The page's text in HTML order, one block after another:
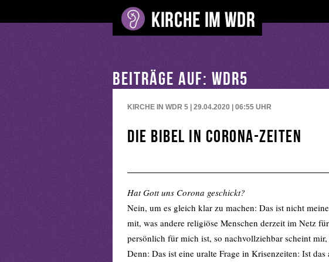
BEITRÄGE AUF: WDR5
KIRCHE IN WDR 5 | 29.04.2020 | 06:55 UHR
Die Bibel in Corona-Zeiten
Hat Gott uns Corona geschickt?
Nein, um es gleich klar zu machen: Das ist nicht
mit, was andere religiöse Menschen derzeit im Netz
persönlich für mich ist, so nachvollziehbar scheint
Denn: Das ist eine uralte Frage in Krisenzeiten: Ist